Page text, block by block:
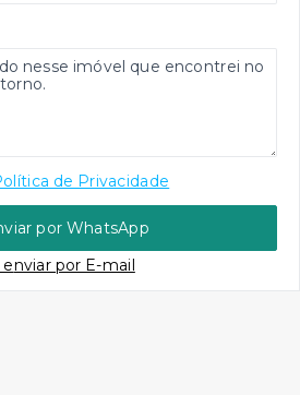
de Privacidade
por WhatsApp
nviar por E-mail